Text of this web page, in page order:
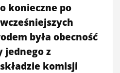
konieczne po
była obecność
jednego z
komisji